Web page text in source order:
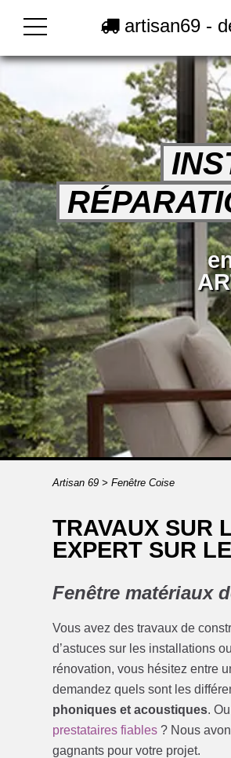
artisan69 -
Artisan 69> Fenêtre Coise
TRAVAUX SUR
EXPERT SUR
Fenêtre matériaux
Vous avez des travaux de
d’astuces sur les installations
rénovation, vous hésitez entre
demandez quels sont les
phoniques et acoustiques.
prestataires fiables ? Nous
gagnants pour votre projet.